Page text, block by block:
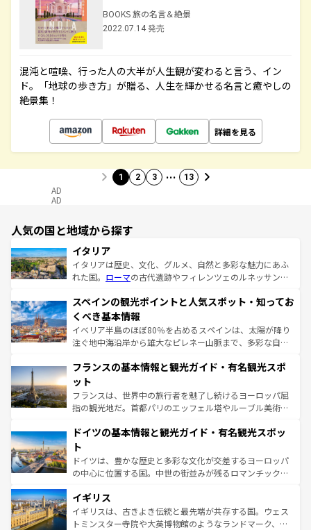
BOOKS 旅の名言＆絶景
2022.07.14 発売
混沌と喧噪、行った人の大半が人生観が変わると言う、イン
ド。「地球の歩き方」が贈る、人生を輝かせる名言と癒やしの
絶景集！
詳細を見る
1 2 3 … 13
AD
AD
人気の国と地域から探す
イタリア
イタリアは歴史、文化、グルメ、自然と多彩な魅力にあふ
れた国。 ローマの古代遺跡やフィレンツェのルネッサンス
ろん、トスカーナの美しい田園風景やアマルフィ海岸の絶
景など、自然景観も見逃せない。観光の合間には、本場の
ピザやパスタなど、絶品のイタリア料理を堪能することも
できる。朝目覚めてから夜眠るまで、すべての瞬間を楽し
なお、新着のイタリア情報はコンテンツ一覧を参照してほ
しい。
スペインの観光ポイントと人気スポット・知ってお
くべき基本情報
イベリア半島のほぼ80％を占めるスペインは、太陽が降り
注ぐ地中海沿岸から雄大なピレネー山脈まで、多彩な自然
文化が根付くこの国では、情熱的なフラメンコ、熱気あふ
れる闘牛、そして美味しいタパスが生活の一部となってい
る。首都マドリードの洗練された雰囲気や、バルセロナの
アートに溢れた街角から、地方では古代ローマ遺跡や中世
せる。地方によって風土や気候が異なるスペインはその個
ンテンツ一覧 を参照してほしい。
フランスの基本情報と観光ガイド・有名観光スポ
ット
フランスは、世界中の旅行者を魅了し続けるヨーロッパ屈
指の観光地だ。首都パリのエッフェル塔やルーブル美術館
で、幅広い魅力が詰まっている。華麗な宮殿、歴史的な大
聖堂、美しいビーチ、そして豊かな自然が、訪れる者を心
から魅了する。また、フランスは美食の国としても知ら
れ、フランス料理はユネスコ無形文化遺産にも登録されて
香り高いラベンダー畑など、多彩な楽しみ方が可能だ。さ
らに、パリ以外の地域にも魅力が溢れており、どの街角に
も豊かな歴史と文化が息づいている。パリ以外の個性あふ
ドイツの基本情報と観光ガイド・有名観光スポッ
ト
ドイツは、豊かな歴史と多彩な文化が交差するヨーロッパ
の中心に位置する国。中世の街並みが残るロマンチック街
顔を持つこの国は、どこを歩いても飽きることがない。ベ
ルリンの文化的活気、バイエルン州のアルプスの絶景、そ
してライン川沿いのワイン畑といった風景は必見。ビール
イギリス
イギリスは、古きよき伝統と最先端が共存する国。ウェス
トミンスター寺院や大英博物館のようなランドマーク、歴